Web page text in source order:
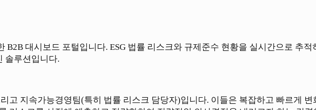
대시보드 포털입니다. ESG 법률 리스크와 규제준수 현황을 실시간으로 추
솔루션입니다.
고 지속가능경영팀(특히 법률 리스크 담당자)입니다. 이들은 복잡하고 빠르게